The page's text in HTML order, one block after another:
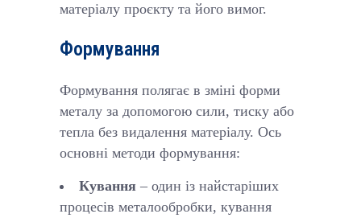
матеріалу проєкту та його вимог.
Формування
Формування полягає в зміні форми
металу за допомогою сили, тиску або
тепла без видалення матеріалу. Ось
основні методи формування:
Кування – один із найстаріших
процесів металообробки, кування